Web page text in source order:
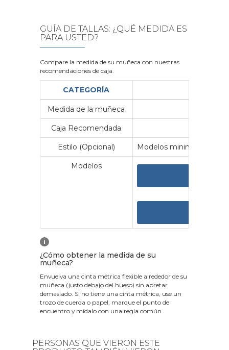
GUÍA DE TALLAS: ¿QUÉ MEDIDA ES
PARA USTED?
Compare la medida de su muñeca con nuestras
recomendaciones de caja.
CATEGORÍA
Medida de la muñeca
Caja Recomendada
Estilo (Opcional) Modelos minimalistas y
Modelos
i
¿Cómo obtener la medida de su
muñeca?
Envuelva una cinta métrica flexible alrededor de su
muñeca (justo debajo del hueso) sin apretar
demasiado. Si no tiene una cinta métrica, use un
trozo de cuerda o papel, marque el punto de
encuentro y mídalo con una regla común.
PERSONAS QUE VIERON ESTE